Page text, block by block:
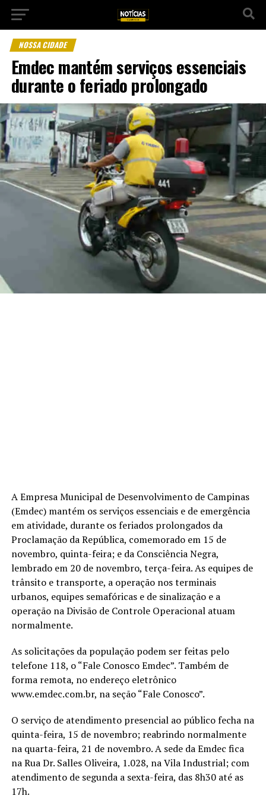
NOSSA CIDADE
Emdec mantém serviços essenciais
durante o feriado prolongado
A Empresa Municipal de Desenvolvimento de Campinas
(Emdec) mantém os serviços essenciais e de emergência
em atividade, durante os feriados prolongados da
Proclamação da República, comemorado em 15 de
novembro, quinta-feira; e da Consciência Negra,
lembrado em 20 de novembro, terça-feira. As equipes de
trânsito e transporte, a operação nos terminais
urbanos, equipes semafóricas e de sinalização e a
operação na Divisão de Controle Operacional atuam
normalmente.
As solicitações da população podem ser feitas pelo
telefone 118, o “Fale Conosco Emdec”. Também de
forma remota, no endereço eletrônico
www.emdec.com.br, na seção “Fale Conosco”.
O serviço de atendimento presencial ao público fecha na
quinta-feira, 15 de novembro; reabrindo normalmente
na quarta-feira, 21 de novembro. A sede da Emdec fica
na Rua Dr. Salles Oliveira, 1.028, na Vila Industrial; com
atendimento de segunda a sexta-feira, das 8h30 até as
17h.